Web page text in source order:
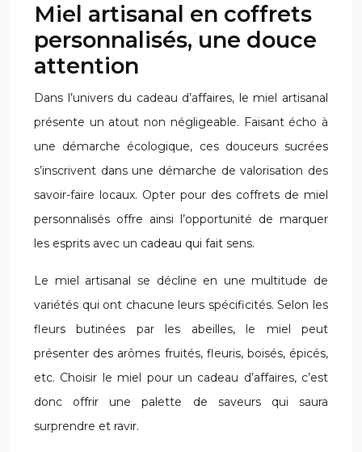
Miel artisanal en coffrets
personnalisés, une douce
attention
Dans l’univers du cadeau d’affaires, le miel artisanal
présente un atout non négligeable. Faisant écho à
une démarche écologique, ces douceurs sucrées
s’inscrivent dans une démarche de valorisation des
savoir-faire locaux. Opter pour des coffrets de miel
personnalisés offre ainsi l’opportunité de marquer
les esprits avec un cadeau qui fait sens.
Le miel artisanal se décline en une multitude de
variétés qui ont chacune leurs spécificités. Selon les
fleurs butinées par les abeilles, le miel peut
présenter des arômes fruités, fleuris, boisés, épicés,
etc. Choisir le miel pour un cadeau d’affaires, c’est
donc offrir une palette de saveurs qui saura
surprendre et ravir.